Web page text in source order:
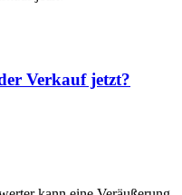
Verkauf jetzt?